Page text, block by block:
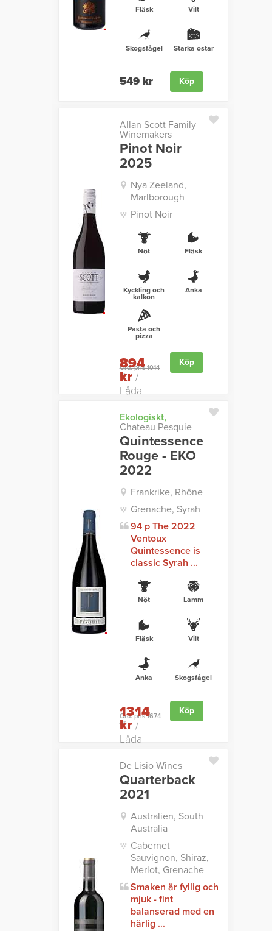
Fläsk Vilt
Skogsfågel Starka ostar
549 kr Köp
Allan Scott Family
Winemakers
Pinot Noir
2025
Nya Zeeland,
Marlborough
Pinot Noir
Nöt Fläsk
Kyckling och
kalkon
Anka
Pasta och
pizza
Ord. pris 1014
kr
894
kr/
Låda
Köp
Ekologiskt,
Chateau Pesquie
Quintessence
Rouge - EKO
2022
Frankrike, Rhône
Grenache, Syrah
94 p The 2022
Ventoux
Quintessence is
classic Syrah ...
Nöt Lamm
Fläsk Vilt
Anka Skogsfågel
Ord. pris 1674
kr
1314
kr/
Låda
Köp
De Lisio Wines
Quarterback
2021
Australien, South
Australia
Cabernet
Sauvignon, Shiraz,
Merlot, Grenache
Smaken är fyllig och
mjuk - fint
balanserad med en
härlig ...